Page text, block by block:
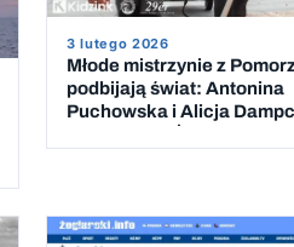
3 lutego 2026
Młode mistrzynie z
podbijają świat: Antonina
Puchowska i Alicja Dampc